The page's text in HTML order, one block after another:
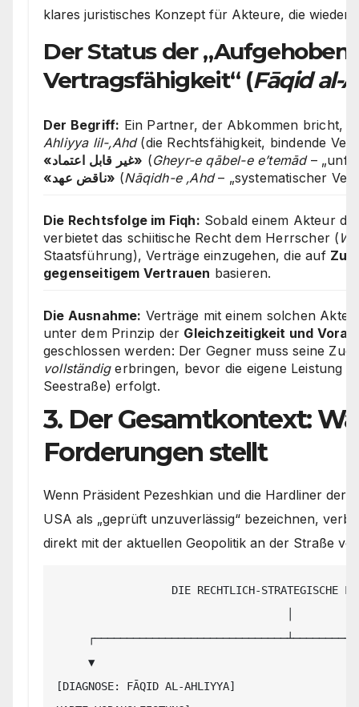
klares juristisches Konzept für Akteure, die
Der Status der
Vertragsfähigkeit“ (Fāqid al-
Der Begriff: Ein Partner, der Abkommen bricht,
Ahliyya lil-‚Ahd(die Rechtsfähigkeit, bindende
«غیر قابل اعتماد» (Gheyr-e qābel-e e’temād–
«ناقض عهد» (Nāqidh-e ‚Ahd– „systematischer
Die Rechtsfolge im Fiqh: Sobald einem Akteur
verbietet das schiitische Recht dem Herrscher (
Staatsführung), Verträge einzugehen, die auf
gegenseitigem Vertrauen basieren.
Die Ausnahme: Verträge mit einem solchen
unter dem Prinzip der Gleichzeitigkeit und
geschlossen werden: Der Gegner muss seine
vollständigerbringen, bevor die eigene Leistung
Seestraße) erfolgt.
3. Der Gesamtkontext:
Forderungen stellt
Wenn Präsident Pezeshkian und die Hardliner der
USA als „geprüft unzuverlässig“ bezeichnen,
direkt mit der aktuellen Geopolitik an der Straße
[DIAGNOSE: FĀQID AL-AHLIYYA]